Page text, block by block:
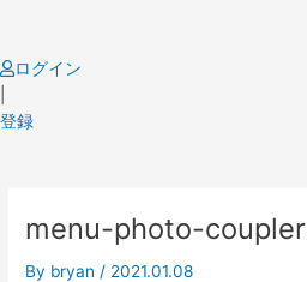
content
ログイン
登録
menu-photo-coupler
By bryan / 2021.01.08
navigation